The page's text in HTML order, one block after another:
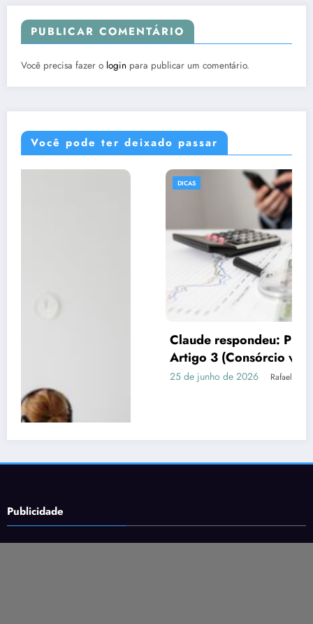
PUBLICAR COMENTÁRIO
Você precisa fazer o login para publicar um comentário.
Você pode ter deixado passar
Claude respondeu: Preencha assim para o
Artigo 3 (Consórcio vs Financiamento)
Rafael Ramos